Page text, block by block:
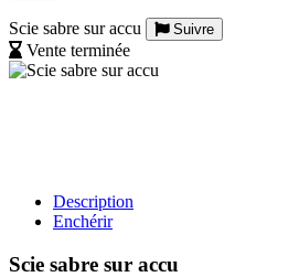
Scie sabre sur accu
Suivre
Vente terminée
Description
Enchérir
Scie sabre sur accu